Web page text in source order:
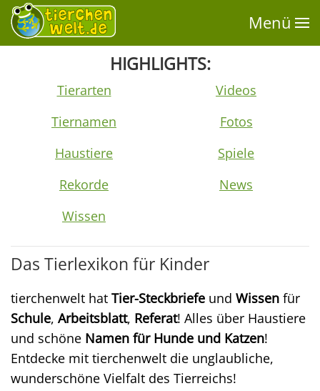
Menü
HIGHLIGHTS:
Tierarten
Tiernamen
Haustiere
Rekorde
Wissen
Videos
Fotos
Spiele
News
Das Tierlexikon für Kinder
tierchenwelt hat Tier-Steckbriefe und Wissen für
Schule, Arbeitsblatt, Referat! Alles über Haustiere
und schöne Namen für Hunde und Katzen!
Entdecke mit tierchenwelt die unglaubliche,
wunderschöne Vielfalt des Tierreichs!